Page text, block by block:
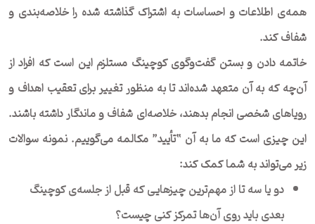
همه‌ی اطلاعات و احساسات به اشتراک گذاشته شده را خلاصه‌بندی و
شفاف کند.
خاتمه دادن و بستن گفت‌وگوی کوچینگ مستلزم این است که افراد از
آن‌چه که به آن متعهد شده‌اند تا به منظور تغییر برای تعقیب اهداف و
رویاهای شخصی انجام بدهند، خلاصه‌ای شفاف و ماندگار داشته باشند.
این چیزی است که ما به آن “تأیید” مکالمه می‌گوییم. نمونه سوالات
زیر می‌تواند به شما کمک کند:
دو یا سه تا از مهم‌ترین چیزهایی که قبل از جلسه‌ی کوچینگ
بعدی باید روی آن‌ها تمرکز کنی چیست؟